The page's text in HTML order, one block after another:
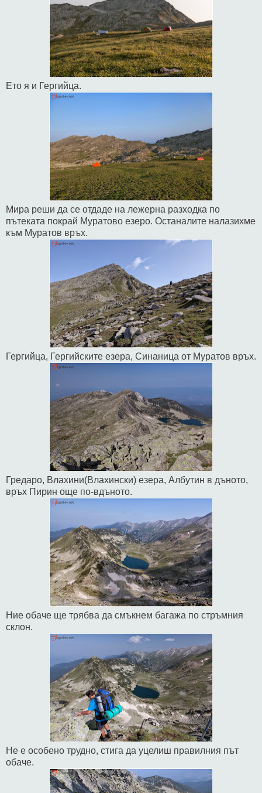
Ето я и Гергийца.
Мира реши да се отдаде на лежерна разходка по
пътеката покрай Муратово езеро. Останалите налазихме
към Муратов връх.
Гергийца, Гергийските езера, Синаница от Муратов връх.
Гредаро, Влахини(Влахински) езера, Албутин в дъното,
връх Пирин още по-вдъното.
Ние обаче ще трябва да смъкнем багажа по стръмния
склон.
Не е особено трудно, стига да уцелиш правилния път
обаче.